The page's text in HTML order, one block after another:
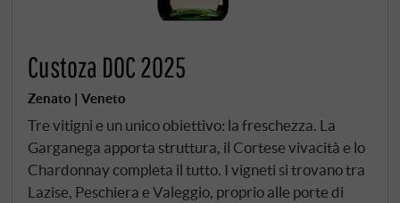
Custoza DOC 2025
Zenato | Veneto
Tre vitigni e un unico obiettivo: la freschezza. La
Garganega apporta struttura, il Cortese vivacità e lo
Chardonnay completa il tutto. I vigneti si trovano tra
Lazise, Peschiera e Valeggio, proprio alle porte di